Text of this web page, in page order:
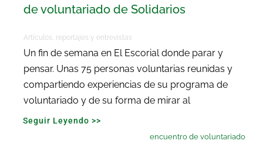
de voluntariado de Solidarios
Artículos, reportajes y entrevistas
Un fin de semana en El Escorial donde parar y
pensar. Unas 75 personas voluntarias reunidas y
compartiendo experiencias de su programa de
voluntariado y de su forma de mirar al
Seguir Leyendo >>
encuentro de voluntariado